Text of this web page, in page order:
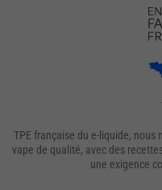
TPE française du e-liquide, nous
vape de qualité, avec des
une exigence